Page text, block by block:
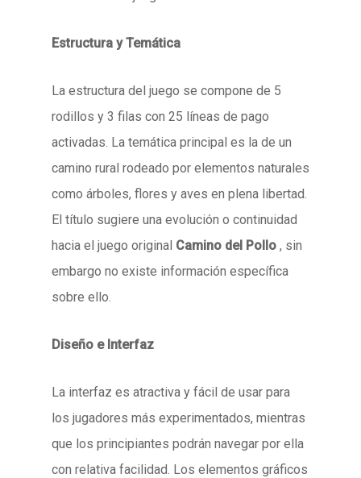
Estructura y Temática
La estructura del juego se compone de 5
rodillos y 3 filas con 25 líneas de pago
activadas. La temática principal es la de un
camino rural rodeado por elementos naturales
como árboles, flores y aves en plena libertad.
El título sugiere una evolución o continuidad
hacia el juego original Camino del Pollo , sin
embargo no existe información específica
sobre ello.
Diseño e Interfaz
La interfaz es atractiva y fácil de usar para
los jugadores más experimentados, mientras
que los principiantes podrán navegar por ella
con relativa facilidad. Los elementos gráficos